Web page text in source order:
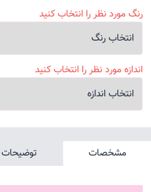
رنگ مورد نظر را انتخاب کنید
اندازه مورد نظر را انتخاب کنید
مشخصات توضیحات